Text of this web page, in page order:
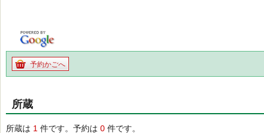
予約かごへ
所蔵
所蔵は 1 件です。予約は 0 件です。